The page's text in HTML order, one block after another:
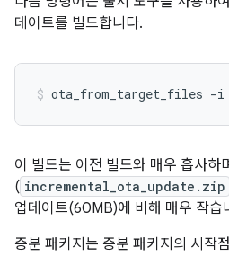
데이트를 빌드합니다.
ota_from_target_files -i
이 빌드는 이전 빌드와 매우 흡사하
( incremental_ota_update.zip
업데이트(60MB)에 비해 매우 작습
증분 패키지는 증분 패키지의 시작